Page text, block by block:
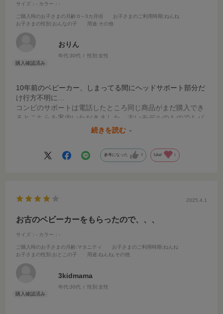
サイズ：- カラー：-
ご購入時のお子さまの月齢:0～3カ月頃 お子さまのご利用時期 :ねんね
お子さまの性別 :おんなの子 用途:その他
おりん
年代:30代 性別:女性
10年前のベビーカー、しまってる間にヘッドサポート部分だ
け行方不明に…
コンビのサポートは電話したところ同じ商品がまだ購入でき
るとこちらを案内いただきました。古いモデルのものでもパ
ーツの取り扱いがあるのは有り難いです。
続きを読む
参考になった 0 Like! 1
2025.4.1
お古のベビーカーをもらったので、、、
サイズ：- カラー：-
ご購入時のお子さまの月齢:マタニティ お子さまのご利用時期 :ねんね
お子さまの性別 :おとこの子 用途:ねんね,その他
3kidmama
年代:30代 性別:女性